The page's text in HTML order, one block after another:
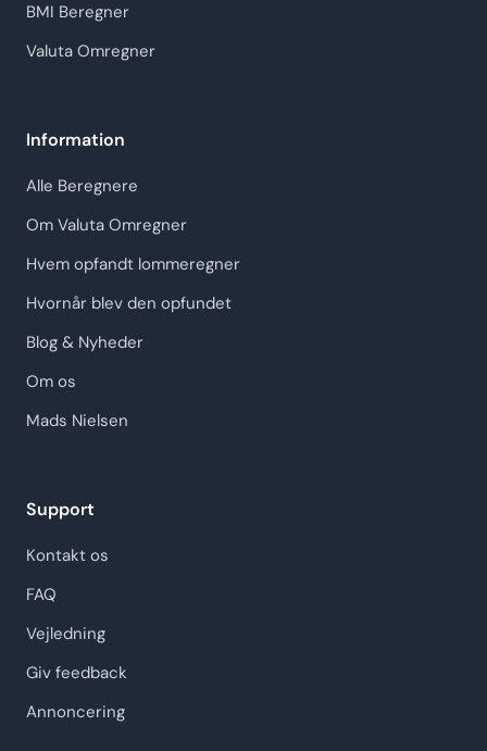
BMI Beregner
Valuta Omregner
Information
Alle Beregnere
Om Valuta Omregner
Hvem opfandt lommeregner
Hvornår blev den opfundet
Blog & Nyheder
Om os
Mads Nielsen
Support
Kontakt os
FAQ
Vejledning
Giv feedback
Annoncering